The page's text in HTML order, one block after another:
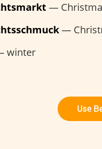
—
—
winter
Use